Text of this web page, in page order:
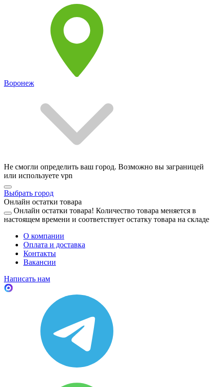
Воронеж
Не смогли определить ваш город. Возможно вы заграницей
или используете vpn
Выбрать город
Онлайн остатки товара
Онлайн остатки товара! Количество товара меняется в
настоящем времени и соответствует остатку товара на складе
О компании
Оплата и доставка
Контакты
Вакансии
Написать нам